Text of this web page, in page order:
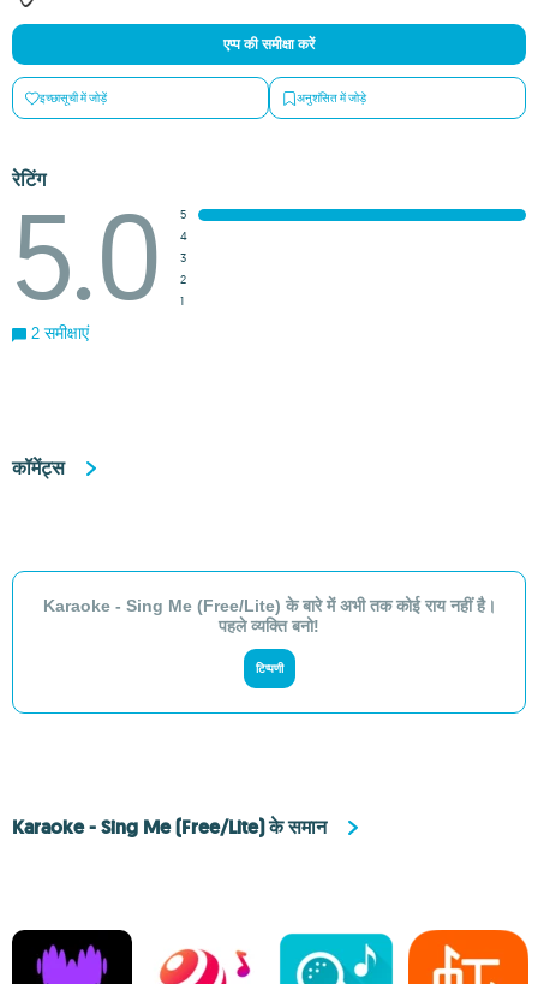
एप्प की समीक्षा करें
इच्छासूची में जोड़ें अनुशंसित में जोड़े
रेटिंग
5.0
5
4
3
2
1
2 समीक्षाएं
कॉमेंट्स
Karaoke - Sing Me (Free/Lite) के बारे में अभी तक कोई राय नहीं है।
पहले व्यक्ति बनो!
टिप्पणी
Karaoke - Sing Me (Free/Lite) के समान